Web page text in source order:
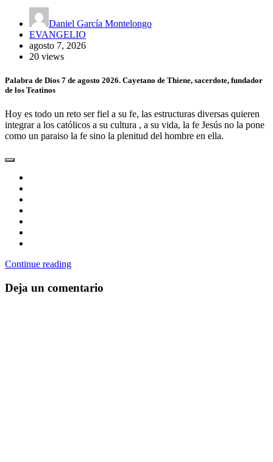
Daniel García Montelongo
EVANGELIO
agosto 7, 2026
20 views
Palabra de Dios 7 de agosto 2026. Cayetano de Thiene, sacerdote, fundador
de los Teatinos
Hoy es todo un reto ser fiel a su fe, las estructuras diversas quieren
integrar a los católicos a su cultura , a su vida, la fe Jesús no la pone
como un paraiso la fe sino la plenitud del hombre en ella.
Continue reading
Deja un comentario